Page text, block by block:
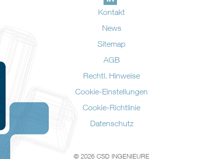
Kontakt
News
Sitemap
AGB
Rechtl. Hinweise
Cookie-Einstellungen
Cookie-Richtlinie
Datenschutz
© 2026 CSD INGENIEURE